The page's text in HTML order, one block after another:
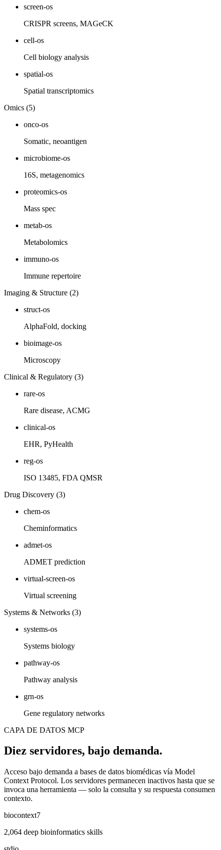
screen-os
CRISPR screens, MAGeCK
cell-os
Cell biology analysis
spatial-os
Spatial transcriptomics
Omics (5)
onco-os
Somatic, neoantigen
microbiome-os
16S, metagenomics
proteomics-os
Mass spec
metab-os
Metabolomics
immuno-os
Immune repertoire
Imaging & Structure (2)
struct-os
AlphaFold, docking
bioimage-os
Microscopy
Clinical & Regulatory (3)
rare-os
Rare disease, ACMG
clinical-os
EHR, PyHealth
reg-os
ISO 13485, FDA QMSR
Drug Discovery (3)
chem-os
Cheminformatics
admet-os
ADMET prediction
virtual-screen-os
Virtual screening
Systems & Networks (3)
systems-os
Systems biology
pathway-os
Pathway analysis
grn-os
Gene regulatory networks
CAPA DE DATOS MCP
Diez servidores, bajo demanda.
Acceso bajo demanda a bases de datos biomédicas vía Model
Context Protocol. Los servidores permanecen inactivos hasta que se
invoca una herramienta — solo la consulta y su respuesta consumen
contexto.
biocontext7
2,064 deep bioinformatics skills